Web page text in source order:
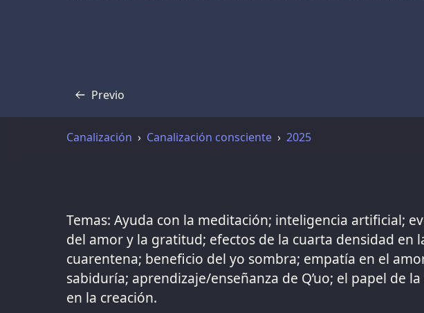
Previo
Transcripción
Canalización Canalización consciente 2025
Temas: Ayuda con la meditación; inteligencia artificial;
del amor y la gratitud; efectos de la cuarta densidad en
cuarentena; beneficio del yo sombra; empatía en el
sabiduría; aprendizaje/enseñanza de Q’uo; el papel de
en la creación.